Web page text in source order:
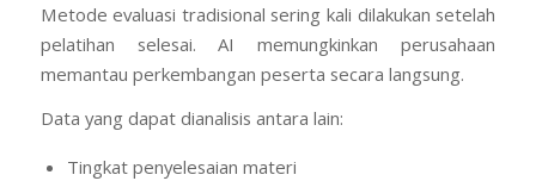
Metode evaluasi tradisional sering kali dilakukan setelah
pelatihan selesai. AI memungkinkan perusahaan
memantau perkembangan peserta secara langsung.
Data yang dapat dianalisis antara lain:
Tingkat penyelesaian materi